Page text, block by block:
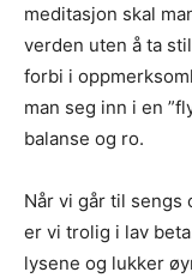
meditasjon skal
verden uten å ta
forbi i
man seg inn i en
balanse og ro.
Når vi går til sengs
er vi trolig i lav
lysene og lukker